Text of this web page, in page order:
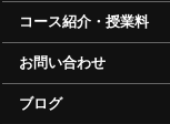
コース紹介・授業料
お問い合わせ
ブログ